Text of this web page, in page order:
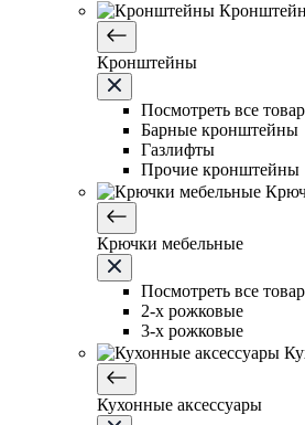
Кронштейны
Посмотреть все
Барные кронштейны
Газлифты
Прочие кронштейны
Крючки мебельные
Посмотреть все
2-х рожковые
3-х рожковые
Кухонные аксессуары